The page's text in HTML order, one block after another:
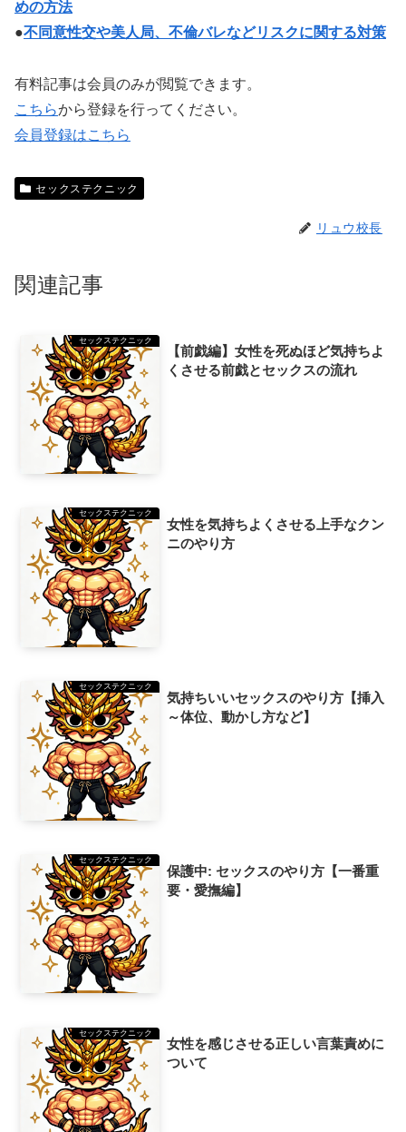
めの方法
●不同意性交や美人局、不倫バレなどリスクに関する対策
有料記事は会員のみが閲覧できます。
こちらから登録を行ってください。
会員登録はこちら
セックステクニック
リュウ校長
関連記事
セックステクニック
【前戯編】女性を死ぬほど気持ちよ
くさせる前戯とセックスの流れ
セックステクニック
女性を気持ちよくさせる上手なクン
ニのやり方
セックステクニック
気持ちいいセックスのやり方【挿入
～体位、動かし方など】
セックステクニック
保護中: セックスのやり方【一番重
要・愛撫編】
セックステクニック
女性を感じさせる正しい言葉責めに
ついて